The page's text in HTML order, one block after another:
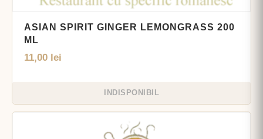
ASIAN SPIRIT GINGER LEMONGRASS 200
ML
11,00 lei
INDISPONIBIL